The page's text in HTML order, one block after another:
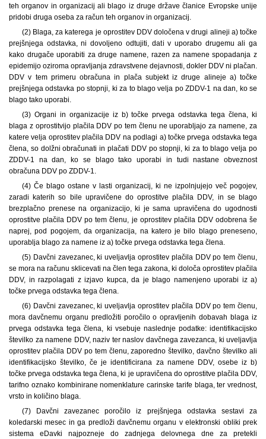
teh organov in organizacij ali blago iz druge države članice Evropske unije
pridobi druga oseba za račun teh organov in organizacij.
(2) Blaga, za katerega je oprostitev DDV določena v drugi alineji a) točke
prejšnjega odstavka, ni dovoljeno odtujiti, dati v uporabo drugemu ali ga
kako drugače uporabiti za druge namene, razen za namene spopadanja z
epidemijo oziroma opravljanja zdravstvene dejavnosti, dokler DDV ni plačan.
DDV v tem primeru obračuna in plača subjekt iz druge alineje a) točke
prejšnjega odstavka po stopnji, ki za to blago velja po ZDDV-1 na dan, ko se
blago tako uporabi.
(3) Organi in organizacije iz b) točke prvega odstavka tega člena, ki
blaga z oprostitvijo plačila DDV po tem členu ne uporabljajo za namene, za
katere velja oprostitev plačila DDV na podlagi a) točke prvega odstavka tega
člena, so dolžni obračunati in plačati DDV po stopnji, ki za to blago velja po
ZDDV-1 na dan, ko se blago tako uporabi in tudi nastane obveznost
obračuna DDV po ZDDV-1.
(4) Če blago ostane v lasti organizacij, ki ne izpolnjujejo več pogojev,
zaradi katerih so bile upravičene do oprostitve plačila DDV, in se blago
brezplačno prenese na organizacijo, ki je sama upravičena do ugodnosti
oprostitve plačila DDV po tem členu, je oprostitev plačila DDV odobrena še
naprej, pod pogojem, da organizacija, na katero je bilo blago preneseno,
uporablja blago za namene iz a) točke prvega odstavka tega člena.
(5) Davčni zavezanec, ki uveljavlja oprostitev plačila DDV po tem členu,
se mora na računu sklicevati na člen tega zakona, ki določa oprostitev plačila
DDV, in razpolagati z izjavo kupca, da je blago namenjeno uporabi iz a)
točke prvega odstavka tega člena.
(6) Davčni zavezanec, ki uveljavlja oprostitev plačila DDV po tem členu,
mora davčnemu organu predložiti poročilo o opravljenih dobavah blaga iz
prvega odstavka tega člena, ki vsebuje naslednje podatke: identifikacijsko
številko za namene DDV, naziv ter naslov davčnega zavezanca, ki uveljavlja
oprostitev plačila DDV po tem členu, zaporedno številko, davčno številko ali
identifikacijsko številko, če je identificirana za namene DDV, osebe iz b)
točke prvega odstavka tega člena, ki je upravičena do oprostitve plačila DDV,
tarifno oznako kombinirane nomenklature carinske tarife blaga, ter vrednost,
vrsto in količino blaga.
(7) Davčni zavezanec poročilo iz prejšnjega odstavka sestavi za
koledarski mesec in ga predloži davčnemu organu v elektronski obliki prek
sistema eDavki najpozneje do zadnjega delovnega dne za pretekli